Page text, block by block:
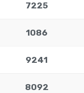
7225
1086
9241
8092